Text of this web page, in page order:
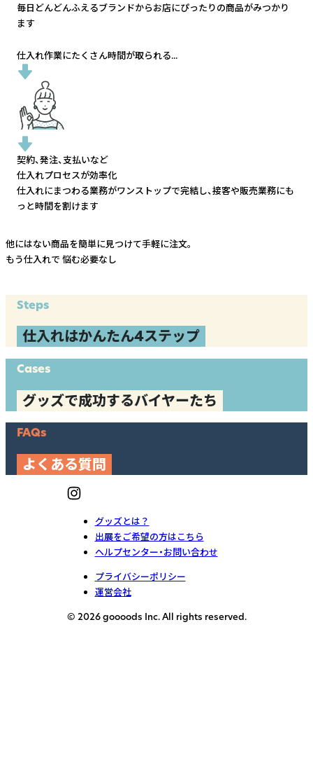
毎日どんどんふえるブランドからお店にぴったりの商品がみつかり
ます
仕入れ作業にたくさん時間が取られる...
契約、発注、支払いなど
仕入れプロセスが効率化
仕入れにまつわる業務がワンストップで完結し、接客や販売業務にも
っと時間を割けます
他にはない商品を簡単に見つけて手軽に注文。
もう仕入れで 悩む必要なし
Steps
仕入れはかんたん4ステップ
Cases
グッズで成功するバイヤーたち
FAQs
よくある質問
グッズとは？
出展をご希望の方はこちら
ヘルプセンター・お問い合わせ
プライバシーポリシー
運営会社
© 2026 goooods Inc. All rights reserved.